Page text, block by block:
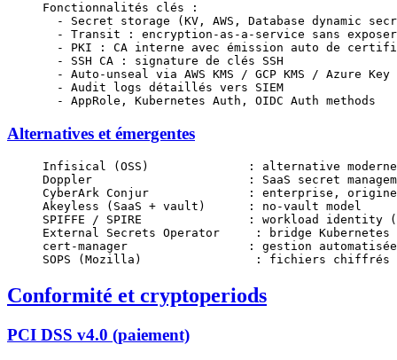
Fonctionnalités clés :
- Secret storage (KV, AWS, Database dynamic
- Transit : encryption-as-a-service sans
- PKI : CA interne avec émission auto de
  - SSH CA : signature de clés SSH
- Auto-unseal via AWS KMS / GCP KMS / Azure Key
  - Audit logs détaillés vers SIEM
  - AppRole, Kubernetes Auth, OIDC Auth methods
Alternatives et émergentes
Infisical (OSS)              : alternative moderne
Doppler                      : SaaS secret
CyberArk Conjur              : enterprise, origine
Akeyless (SaaS + vault)      : no-vault model
SPIFFE / SPIRE               : workload identity
External Secrets Operator     : bridge Kubernetes
cert-manager                 : gestion automatisée
SOPS (Mozilla)                : fichiers chiffrés
Conformité et cryptoperiods
PCI DSS v4.0 (paiement)